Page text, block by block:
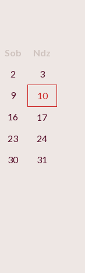
Sob
Ndz
2
3
9
10
16
17
23
24
30 31